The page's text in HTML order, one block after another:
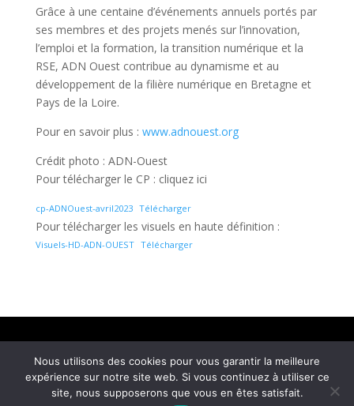
Grâce à une centaine d’événements annuels portés par
ses membres et des projets menés sur l’innovation,
l’emploi et la formation, la transition numérique et la
RSE, ADN Ouest contribue au dynamisme et au
développement de la filière numérique en Bretagne et
Pays de la Loire.
Pour en savoir plus : www.adnouest.org
Crédit photo : ADN-Ouest
Pour télécharger le CP : cliquez ici
cp-ADNOuest-avril2023 Télécharger
Pour télécharger les visuels en haute définition :
Visuels-HD-ADN-OUEST Télécharger
© COM4 – Agence de relations media et social
media 2026 – Tous droits réservés | Réalisé par
Nous utilisons des cookies pour vous garantir la meilleure
expérience sur notre site web. Si vous continuez à utiliser ce
site, nous supposerons que vous en êtes satisfait.